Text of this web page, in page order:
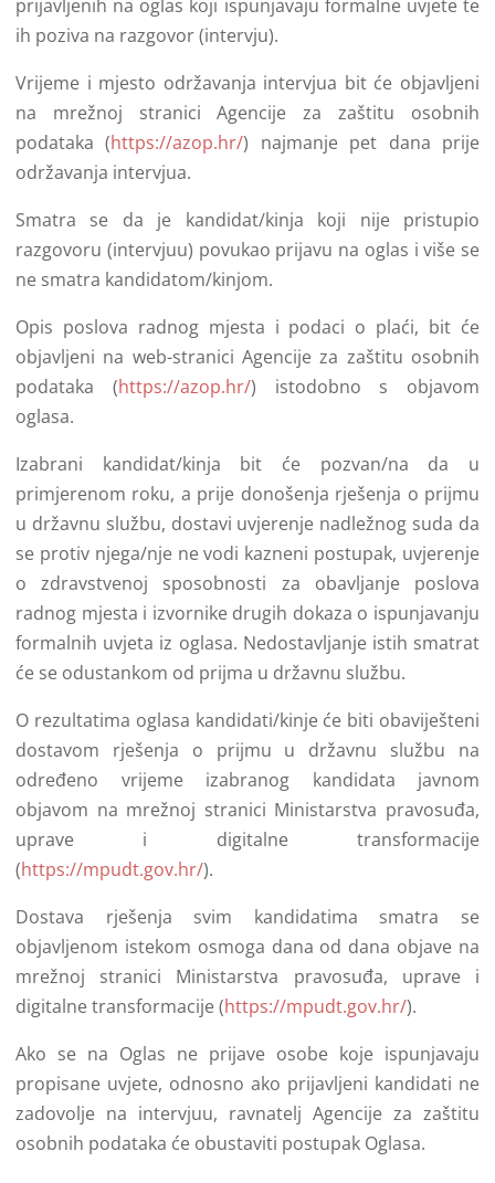
prijavljenih na oglas koji ispunjavaju formalne uvjete te
ih poziva na razgovor (intervju).
Vrijeme i mjesto održavanja intervjua bit će objavljeni
na mrežnoj stranici Agencije za zaštitu osobnih
podataka (https://azop.hr/) najmanje pet dana prije
održavanja intervjua.
Smatra se da je kandidat/kinja koji nije pristupio
razgovoru (intervjuu) povukao prijavu na oglas i više se
ne smatra kandidatom/kinjom.
Opis poslova radnog mjesta i podaci o plaći, bit će
objavljeni na web-stranici Agencije za zaštitu osobnih
podataka (https://azop.hr/) istodobno s objavom
oglasa.
Izabrani kandidat/kinja bit će pozvan/na da u
primjerenom roku, a prije donošenja rješenja o prijmu
u državnu službu, dostavi uvjerenje nadležnog suda da
se protiv njega/nje ne vodi kazneni postupak, uvjerenje
o zdravstvenoj sposobnosti za obavljanje poslova
radnog mjesta i izvornike drugih dokaza o ispunjavanju
formalnih uvjeta iz oglasa. Nedostavljanje istih smatrat
će se odustankom od prijma u državnu službu.
O rezultatima oglasa kandidati/kinje će biti obaviješteni
dostavom rješenja o prijmu u državnu službu na
određeno vrijeme izabranog kandidata javnom
objavom na mrežnoj stranici Ministarstva pravosuđa,
uprave i digitalne transformacije
(https://mpudt.gov.hr/).
Dostava rješenja svim kandidatima smatra se
objavljenom istekom osmoga dana od dana objave na
mrežnoj stranici Ministarstva pravosuđa, uprave i
digitalne transformacije (https://mpudt.gov.hr/).
Ako se na Oglas ne prijave osobe koje ispunjavaju
propisane uvjete, odnosno ako prijavljeni kandidati ne
zadovolje na intervjuu, ravnatelj Agencije za zaštitu
osobnih podataka će obustaviti postupak Oglasa.